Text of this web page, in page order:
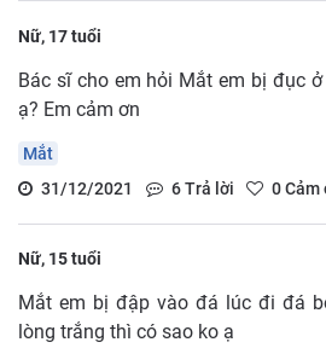
Nữ, 17 tuổi
Bác sĩ cho em hỏi Mắt em bị đục
ạ? Em cảm ơn
Mắt
31/12/2021
6Trả lời 0Cảm
Nữ, 15 tuổi
Mắt em bị đập vào đá lúc đi đá
lòng trắng thì có sao ko ạ